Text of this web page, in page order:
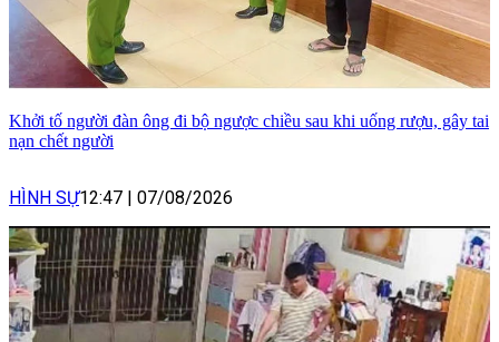
Khởi tố người đàn ông đi bộ ngược chiều sau khi uống rượu, gây tai
nạn chết người
HÌNH SỰ12:47 | 07/08/2026